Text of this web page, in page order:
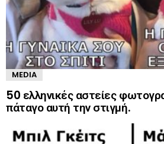
MEDIA
50 ελληνικές αστείες
πάταγο αυτή την στιγμή.